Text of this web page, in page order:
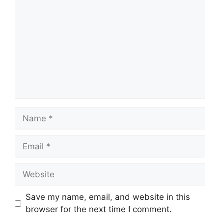
Name
Email
Website
Save my name, email, and website in this
browser for the next time I comment.